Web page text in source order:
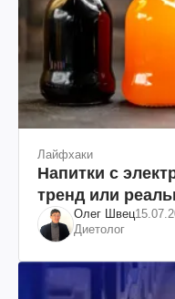
Лайфхаки
Напитки с
тренд или
Олег Швец
Диетолог